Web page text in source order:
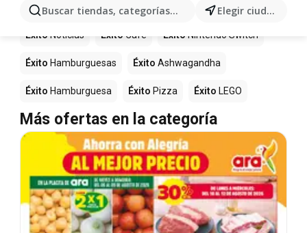
Buscar tiendas, categorías, productos... Elegir ciudad
Más productos en tiendas Éxito
Éxito Noticias Éxito Café Éxito Nintendo Switch
Éxito Hamburguesas Éxito Ashwagandha
Éxito Hamburguesa Éxito Pizza Éxito LEGO
Más ofertas en la categoría